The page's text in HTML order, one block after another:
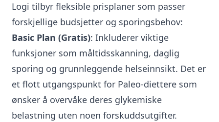
Logi tilbyr fleksible prisplaner som passer
forskjellige budsjetter og sporingsbehov:
Basic Plan (Gratis): Inkluderer viktige
funksjoner som måltidsskanning, daglig
sporing og grunnleggende helseinnsikt. Det er
et flott utgangspunkt for Paleo-diettere som
ønsker å overvåke deres glykemiske
belastning uten noen forskuddsutgifter.